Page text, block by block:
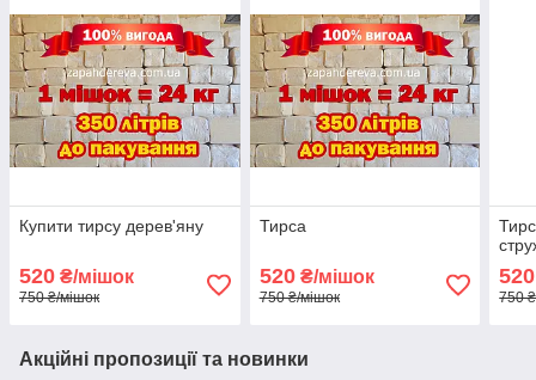
Купити тирсу дерев'яну
520 ₴/мішок
750 ₴/мішок
Тирса
520₴/мішок
750 ₴/мішок
520
750
Акційні пропозиції та новинки